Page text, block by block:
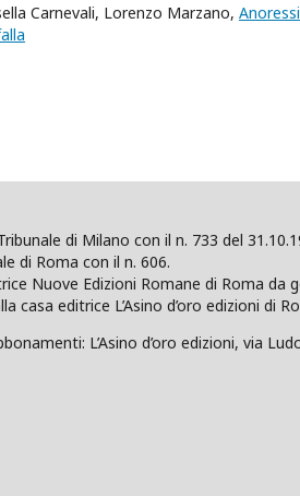
Carnevali, Lorenzo Marzano,
di Milano con il n. 733 del
di Roma con il n. 606.
Nuove Edizioni Romane di Roma da
casa editrice L’Asino d’oro edizioni di
L’Asino d’oro edizioni, via